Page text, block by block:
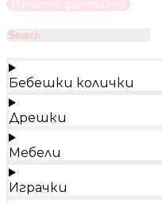
Изчисти филтрите
Бебешки колички
Дрешки
Мебели
Играчки